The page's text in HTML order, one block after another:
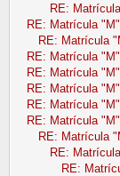
RE:
RE: Matrícula "M"
RE: Matrícula
RE: Matrícula "M"
RE: Matrícula "M"
RE: Matrícula "M"
RE: Matrícula "M"
RE: Matrícula "M"
RE: Matrícula
RE:
RE: